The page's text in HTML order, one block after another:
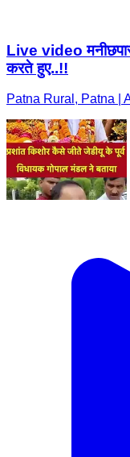
Live video
करते हुए..!!
Patna Rural, Patna |